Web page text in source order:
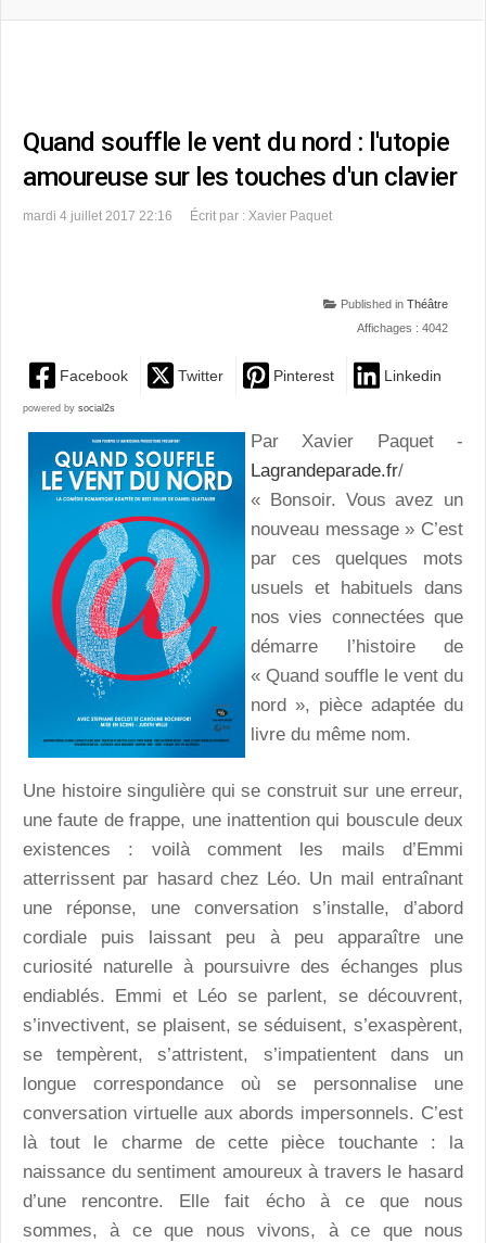
Quand souffle le vent du nord : l'utopie
amoureuse sur les touches d'un clavier
mardi 4 juillet 2017 22:16 Écrit par : Xavier Paquet
Published in Théâtre
Affichages : 4042
Facebook Twitter Pinterest Linkedin
powered by social2s
Par Xavier Paquet -
Lagrandeparade.fr/
« Bonsoir. Vous avez un
nouveau message » C’est
par ces quelques mots
usuels et habituels dans
nos vies connectées que
démarre l’histoire de
« Quand souffle le vent du
nord », pièce adaptée du
livre du même nom.
Une histoire singulière qui se construit sur une erreur,
une faute de frappe, une inattention qui bouscule deux
existences : voilà comment les mails d’Emmi
atterrissent par hasard chez Léo. Un mail entraînant
une réponse, une conversation s’installe, d’abord
cordiale puis laissant peu à peu apparaître une
curiosité naturelle à poursuivre des échanges plus
endiablés. Emmi et Léo se parlent, se découvrent,
s’invectivent, se plaisent, se séduisent, s’exaspèrent,
se tempèrent, s’attristent, s’impatientent dans un
longue correspondance où se personnalise une
conversation virtuelle aux abords impersonnels. C’est
là tout le charme de cette pièce touchante : la
naissance du sentiment amoureux à travers le hasard
d’une rencontre. Elle fait écho à ce que nous
sommes, à ce que nous vivons, à ce que nous